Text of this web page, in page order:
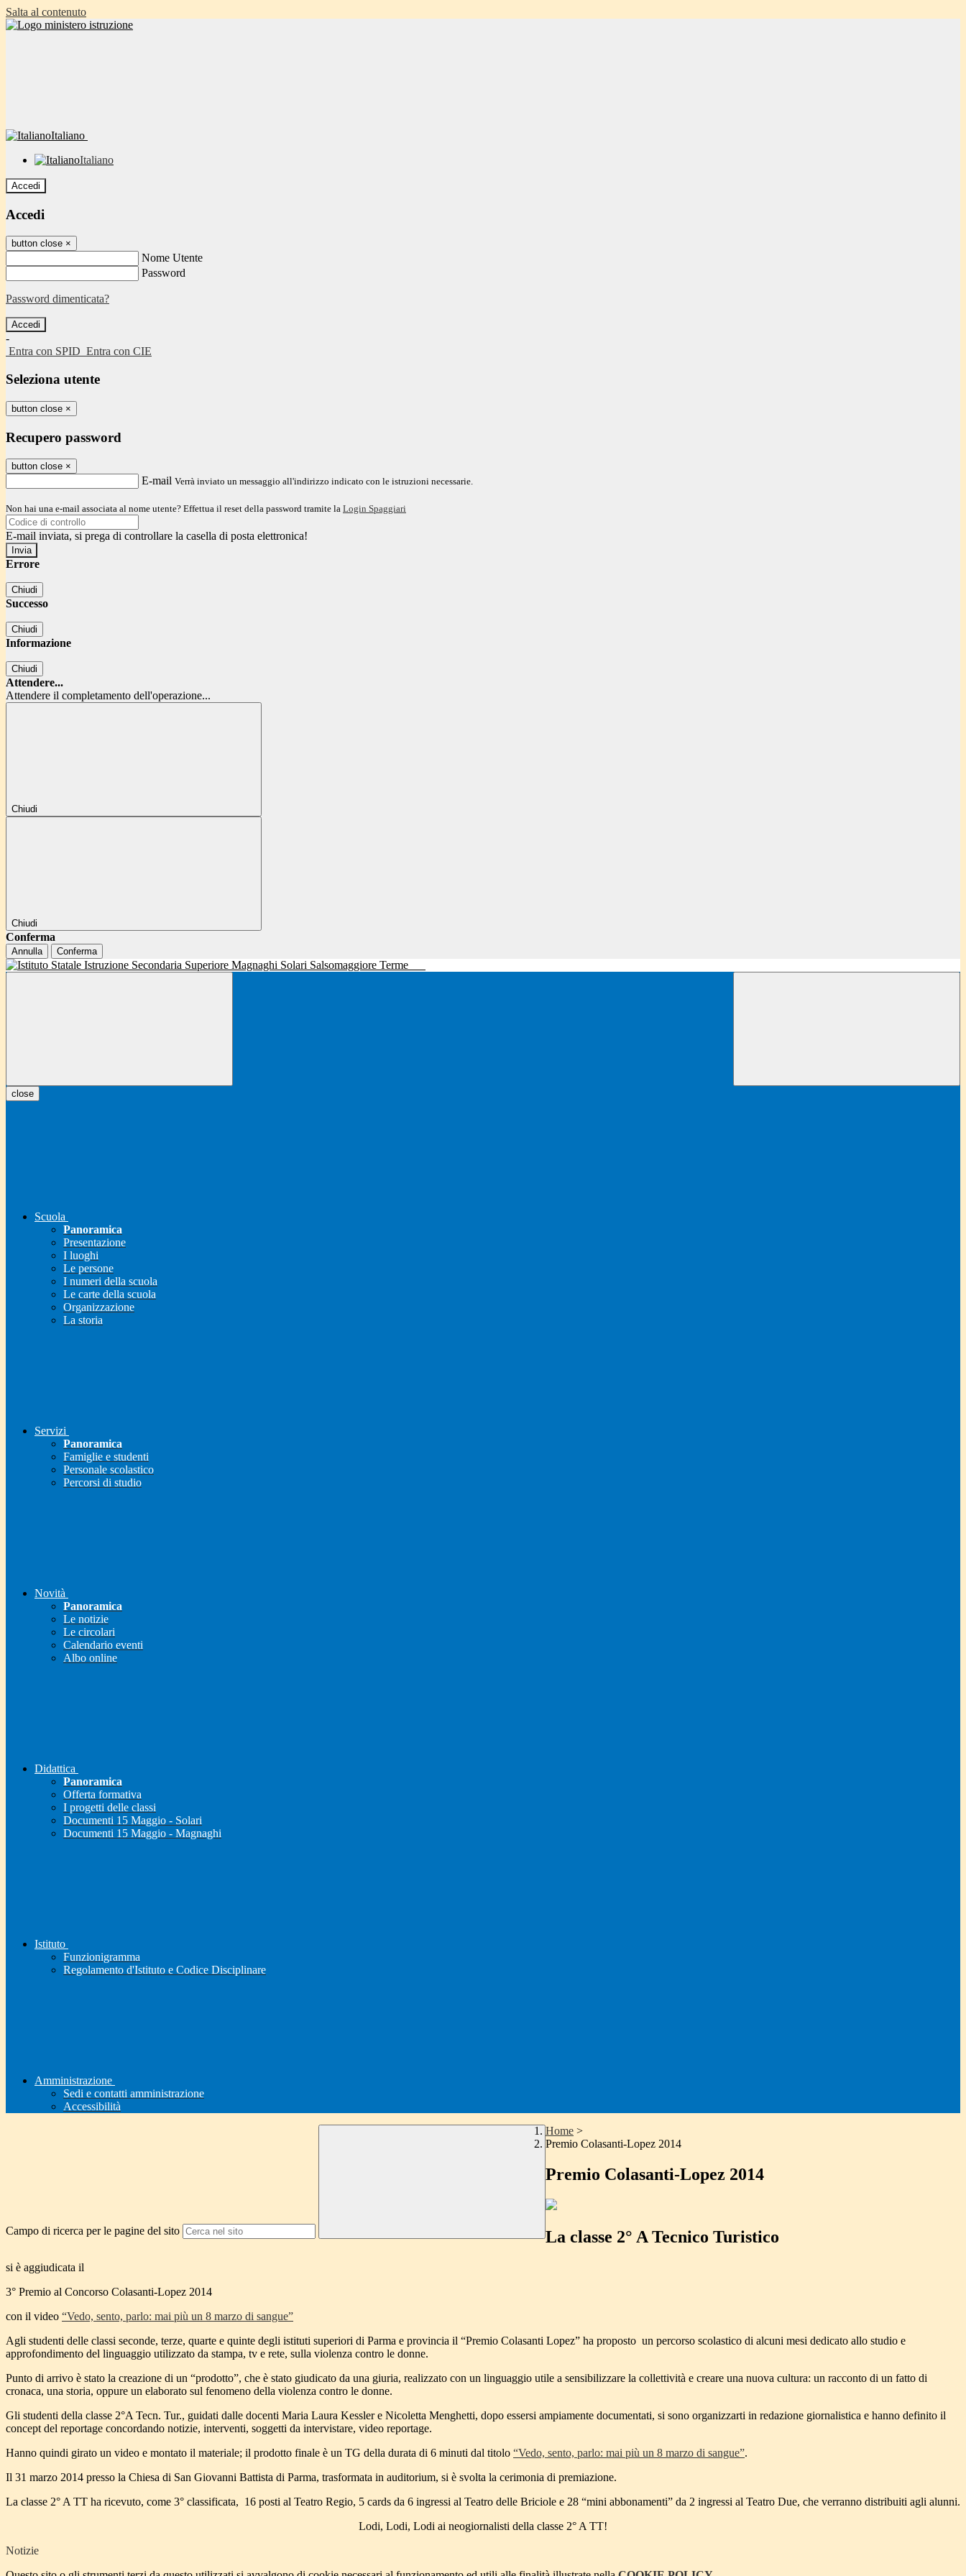
Salta al contenuto
Italiano
Italiano
Accedi
Accedi
button close ×
Nome Utente
Password
Password dimenticata?
-
Entra con SPID Entra con CIE
Seleziona utente
button close ×
Recupero password
button close ×
E-mail Verrà inviato un messaggio all'indirizzo indicato con le istruzioni necessarie.
Non hai una e-mail associata al nome utente? Effettua il reset della password tramite la Login Spaggiari
E-mail inviata, si prega di controllare la casella di posta elettronica!
Errore
Chiudi
Successo
Chiudi
Informazione
Chiudi
Attendere...
Attendere il completamento dell'operazione...
Chiudi
Chiudi
Conferma
Annulla Conferma
close
Scuola
Panoramica
Presentazione
I luoghi
Le persone
I numeri della scuola
Le carte della scuola
Organizzazione
La storia
Servizi
Panoramica
Famiglie e studenti
Personale scolastico
Percorsi di studio
Novità
Panoramica
Le notizie
Le circolari
Calendario eventi
Albo online
Didattica
Panoramica
Offerta formativa
I progetti delle classi
Documenti 15 Maggio - Solari
Documenti 15 Maggio - Magnaghi
Istituto
Funzionigramma
Regolamento d'Istituto e Codice Disciplinare
Amministrazione
Sedi e contatti amministrazione
Accessibilità
Campo di ricerca per le pagine del sito
Home >
Premio Colasanti-Lopez 2014
Premio Colasanti-Lopez 2014
La classe 2° A Tecnico Turistico
si è aggiudicata il
3° Premio al Concorso Colasanti-Lopez 2014
con il video “Vedo, sento, parlo: mai più un 8 marzo di sangue”
Agli studenti delle classi seconde, terze, quarte e quinte degli istituti superiori di Parma e provincia il “Premio Colasanti Lopez” ha proposto un percorso scolastico di alcuni mesi dedicato allo studio e
approfondimento del linguaggio utilizzato da stampa, tv e rete, sulla violenza contro le donne.
Punto di arrivo è stato la creazione di un “prodotto”, che è stato giudicato da una giuria, realizzato con un linguaggio utile a sensibilizzare la collettività e creare una nuova cultura: un racconto di un fatto di
cronaca, una storia, oppure un elaborato sul fenomeno della violenza contro le donne.
Gli studenti della classe 2°A Tecn. Tur., guidati dalle docenti Maria Laura Kessler e Nicoletta Menghetti, dopo essersi ampiamente documentati, si sono organizzarti in redazione giornalistica e hanno definito il
concept del reportage concordando notizie, interventi, soggetti da intervistare, video reportage.
Hanno quindi girato un video e montato il materiale; il prodotto finale è un TG della durata di 6 minuti dal titolo “Vedo, sento, parlo: mai più un 8 marzo di sangue”.
Il 31 marzo 2014 presso la Chiesa di San Giovanni Battista di Parma, trasformata in auditorium, si è svolta la cerimonia di premiazione.
La classe 2° A TT ha ricevuto, come 3° classificata, 16 posti al Teatro Regio, 5 cards da 6 ingressi al Teatro delle Briciole e 28 “mini abbonamenti” da 2 ingressi al Teatro Due, che verranno distribuiti agli alunni.
Lodi, Lodi, Lodi ai neogiornalisti della classe 2° A TT!
Notizie